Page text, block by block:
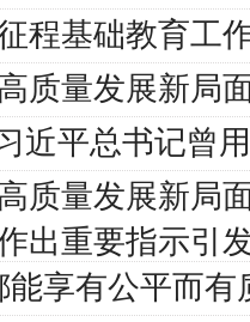
程基础教育工
质量发展新局
近平总书记曾
质量发展新
出重要指示引
享有公平而有